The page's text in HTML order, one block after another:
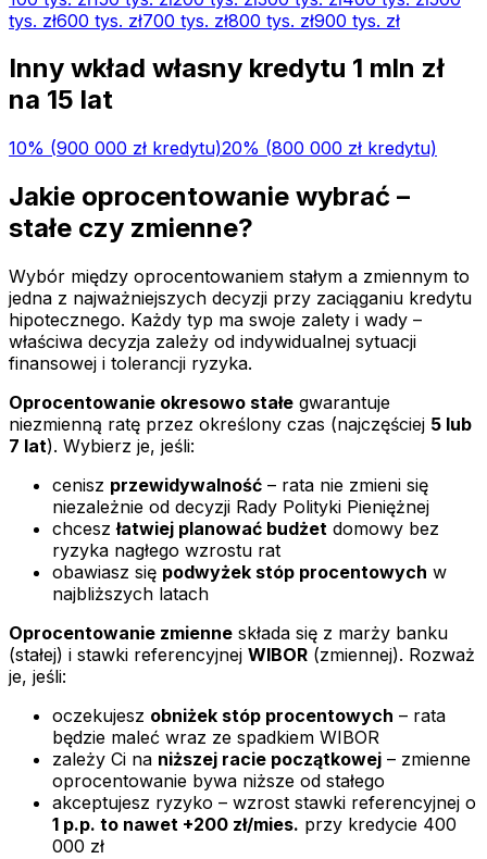
tys. zł600 tys. zł700 tys. zł800 tys. zł900 tys. zł
Inny wkład własny kredytu 1 mln zł
na 15 lat
10% (900 000 zł kredytu)20% (800 000 zł kredytu)
Jakie oprocentowanie wybrać –
stałe czy zmienne?
Wybór między oprocentowaniem stałym a zmiennym to
jedna z najważniejszych decyzji przy zaciąganiu kredytu
hipotecznego. Każdy typ ma swoje zalety i wady –
właściwa decyzja zależy od indywidualnej sytuacji
finansowej i tolerancji ryzyka.
Oprocentowanie okresowo stałe gwarantuje
niezmienną ratę przez określony czas (najczęściej 5 lub
7 lat). Wybierz je, jeśli:
cenisz przewidywalność – rata nie zmieni się
niezależnie od decyzji Rady Polityki Pieniężnej
chceszłatwiej planować budżet domowy bez
ryzyka nagłego wzrostu rat
obawiasz się podwyżek stóp procentowych w
najbliższych latach
Oprocentowanie zmienne składa się z marży banku
(stałej) i stawki referencyjnej WIBOR (zmiennej). Rozważ
je, jeśli:
oczekujesz obniżek stóp procentowych – rata
będzie maleć wraz ze spadkiem WIBOR
zależy Ci na niższej racie początkowej – zmienne
oprocentowanie bywa niższe od stałego
akceptujesz ryzyko – wzrost stawki referencyjnej o
1 p.p. to nawet +200 zł/mies. przy kredycie 400
000 zł